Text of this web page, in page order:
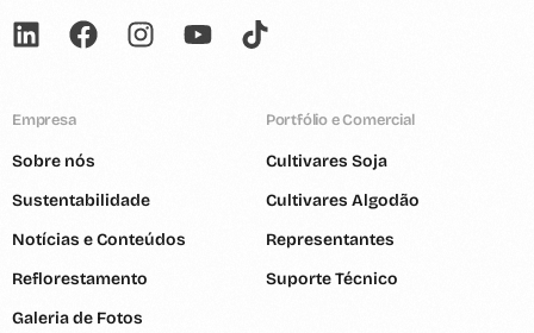
Empresa
Sobre nós
Sustentabilidade
Notícias e Conteúdos
Reflorestamento
Galeria de Fotos
Portfólio e Comercial
Cultivares Soja
Cultivares Algodão
Representantes
Suporte Técnico